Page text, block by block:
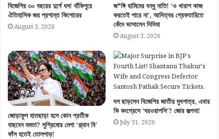
বিজেপির ৩০ বছরের দুর্গে ধস! বাঁকিপুরে
ঐতিহাসিক জয় প্রশান্ত কিশোরের
August 3, 2026
জ*ঙ্গি হামিমের বন্ধু নাতি! ‘ও খারাপ কাজ
করতেই পারে না’, আদিত্যর গ্রেফতারিতে
কেঁদে ভাসালেন দিদিমা
August 3, 2026
জোড়াফুল হাতছাড়া হলে কোন প্রতীক
বাছবেন মমতা? সুপ্রিমোর মেগা ‘প্ল্যান বি’
ফাঁস হতেই তোলপাড়!
দল ছাড়লেন বিজেপির জাতীয় মুখপাত্র, এবার
কি কংগ্রেসে ‘ঘরওয়াপসি’? জোর জল্পনা!
July 31, 2026